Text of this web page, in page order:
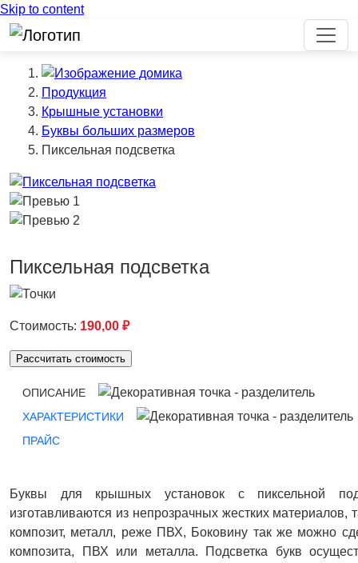
Skip to content
Продукция
Крышные установки
Буквы больших размеров
Пиксельная подсветка
Previous
Пиксельная подсветка
Стоимость: 190,00 ₽
Рассчитать стоимость
ОПИСАНИЕ
ХАРАКТЕРИСТИКИ
ПРАЙС
Буквы для крышных установок с пиксельной
изготавливаются из непрозрачных жестких материалов,
композит, металл, реже ПВХ, Боковину так же можно
композита, ПВХ или металла. Подсветка букв